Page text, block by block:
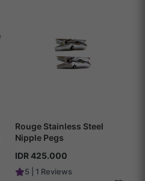
Rouge Stainless Steel
Nipple Pegs
IDR 425.000
5 | 1 Reviews